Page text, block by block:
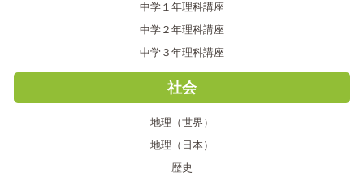
中学１年理科講座
中学２年理科講座
中学３年理科講座
社会
地理（世界）
地理（日本）
歴史